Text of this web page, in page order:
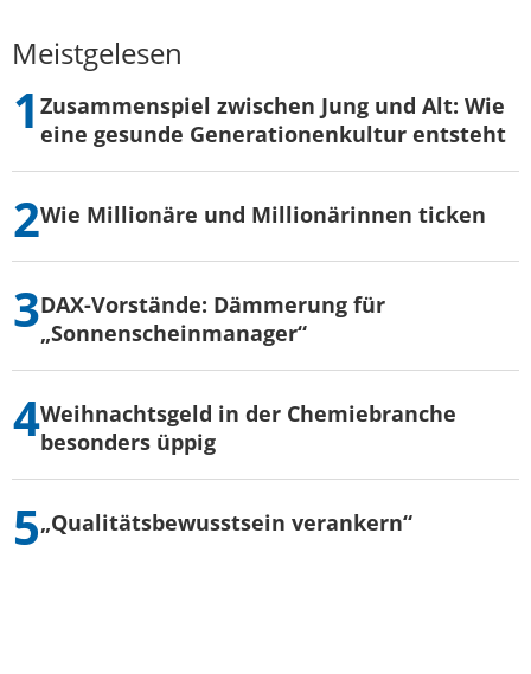
Meistgelesen
Zusammenspiel zwischen Jung und Alt: Wie
eine gesunde Generationenkultur entsteht
Wie Millionäre und Millionärinnen ticken
DAX-Vorstände: Dämmerung für
„Sonnenscheinmanager“
Weihnachtsgeld in der Chemiebranche
besonders üppig
„Qualitätsbewusstsein verankern“